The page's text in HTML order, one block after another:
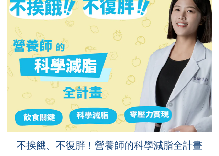
不挨餓、不復胖！營養師的科學減脂全計畫